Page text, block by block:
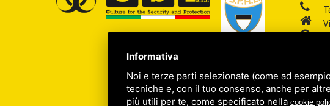
Sitemap
Informativa
Noi e terze parti selezionate (come ad
tecniche e, con il tuo consenso, anche per
più utili per te, come specificato nella cookie